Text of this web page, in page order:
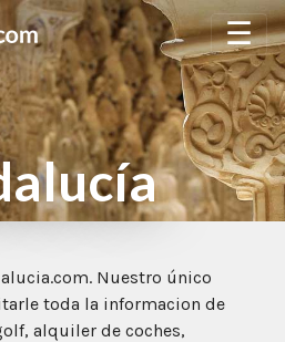
☰
Nuestro único
toda la informacion de
alquiler de coches,